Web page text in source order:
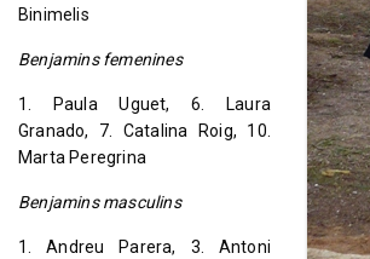
Binimelis
Benjamins femenines
1. Paula Uguet, 6. Laura
Granado, 7. Catalina Roig, 10.
Marta Peregrina
Benjamins masculins
1. Andreu Parera, 3. Antoni